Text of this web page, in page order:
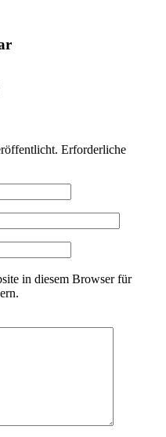
Erforderliche
in diesem Browser für